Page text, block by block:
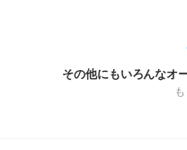
その他にもいろんなオ